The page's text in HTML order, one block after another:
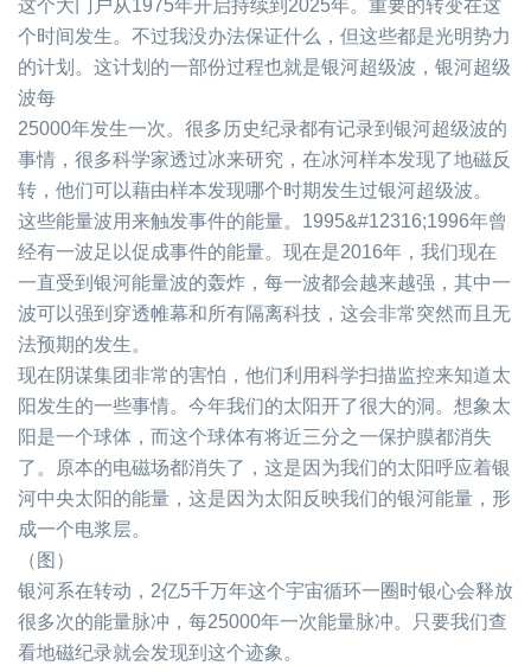
这个大门户从1975年开启持续到 2025年。重要的转变在这
个时间发生。不过我没办法保证什么，但这些都是光明势力
的计划。这计划的一部份过程也就是银河超级波，银河超级
波每
25000年发生一次。很多历史纪录都有记录到银河超级波的
事情，很多科学家透过冰来研究，在冰河样本发现了地磁反
转，他们可以藉由样本发现哪个时期发生过银河超级波。
这些能量波用来触发事件的能量。 1995&#12316;1996年曾
经有一波足以促成事件的能量。现在是2016年，我们现在
一直受到银河能量波的轰炸，每一波都会越来越强，其中一
波可以强到穿透帷幕和所有隔离科技，这会非常突然而且无
法预期的发生。
现在阴谋集团非常的害怕，他们利用科学扫描监控来知道太
阳发生的一些事情。今年我们的太阳开了很大的洞。想象太
阳是一个球体，而这个球体有将近三分之一保护膜都消失
了。原本的电磁场都消失了，这是因为我们的太阳呼应着银
河中央太阳的能量，这是因为太阳反映我们的银河能量，形
成一个电浆层。
（图）
银河系在转动， 2亿5千万年这个宇宙循环一圈时银心会释放
很多次的能量脉冲，每25000年一次能量脉冲。只要我们查
看地磁纪录就会发现到这个迹象。